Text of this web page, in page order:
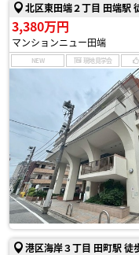
北区東田端２丁目 田端駅
3,380万円
マンションニュー田端
NEW 現地見学会
港区海岸３丁目 田町駅 徒